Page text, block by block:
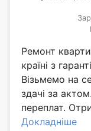
Ремонт
країні з
Візьмемо на
здачі за
переплат.
Докладніше